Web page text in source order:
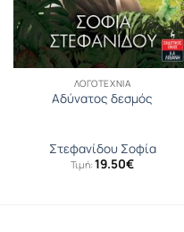
ΛΟΓΟΤΕΧΝΊΑ
Αδύνατος δεσμός
Στεφανίδου Σοφία
Τιμή: 19.50€